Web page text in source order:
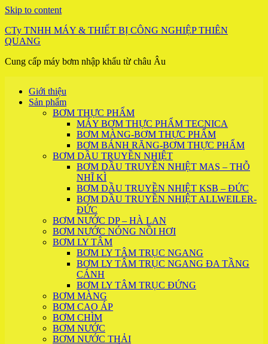
Skip to content
CTy TNHH MÁY & THIẾT BỊ CÔNG NGHIỆP THIÊN
QUANG
Cung cấp máy bơm nhập khẩu từ châu Âu
Giới thiệu
Sản phẩm
BƠM THỰC PHẨM
MÁY BƠM THỰC PHẨM TECNICA
BƠM MÀNG-BƠM THỰC PHẨM
BƠM BÁNH RĂNG-BƠM THỰC PHẨM
BƠM DẦU TRUYỀN NHIỆT
BƠM DẦU TRUYỀN NHIỆT MAS – THỖ
NHĨ KÌ
BƠM DẦU TRUYỀN NHIỆT KSB – ĐỨC
BƠM DẦU TRUYỀN NHIỆT ALLWEILER-
ĐỨC
BƠM NƯỚC DP – HÀ LAN
BƠM NƯỚC NÓNG NỒI HƠI
BƠM LY TÂM
BƠM LY TÂM TRỤC NGANG
BƠM LY TÂM TRỤC NGANG ĐA TẦNG
CÁNH
BƠM LY TÂM TRỤC ĐỨNG
BƠM MÀNG
BƠM CAO ÁP
BƠM CHÌM
BƠM NƯỚC
BƠM NƯỚC THẢI